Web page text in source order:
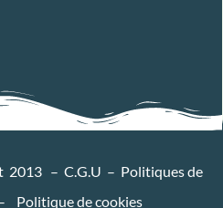
2013 – C.G.U – Politiques de
Politique de cookies